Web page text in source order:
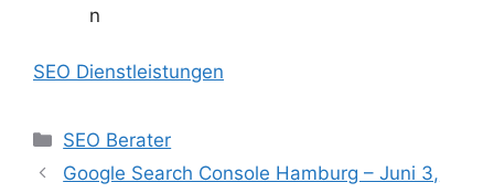
n
SEO Dienstleistungen
Kategorien
SEO Berater
Google Search Console Hamburg – Juni 3,